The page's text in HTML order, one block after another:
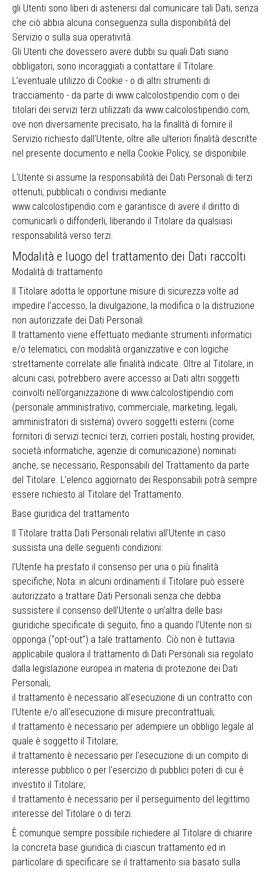
gli Utenti sono liberi di astenersi dal comunicare tali Dati, senza
che ciò abbia alcuna conseguenza sulla disponibilità del
Servizio o sulla sua operatività.
Gli Utenti che dovessero avere dubbi su quali Dati siano
obbligatori, sono incoraggiati a contattare il Titolare.
L’eventuale utilizzo di Cookie - o di altri strumenti di
tracciamento - da parte di www.calcolostipendio.com o dei
titolari dei servizi terzi utilizzati da www.calcolostipendio.com,
ove non diversamente precisato, ha la finalità di fornire il
Servizio richiesto dall'Utente, oltre alle ulteriori finalità descritte
nel presente documento e nella Cookie Policy, se disponibile.
L'Utente si assume la responsabilità dei Dati Personali di terzi
ottenuti, pubblicati o condivisi mediante
www.calcolostipendio.com e garantisce di avere il diritto di
comunicarli o diffonderli, liberando il Titolare da qualsiasi
responsabilità verso terzi.
Modalità e luogo del trattamento dei Dati raccolti
Modalità di trattamento
Il Titolare adotta le opportune misure di sicurezza volte ad
impedire l’accesso, la divulgazione, la modifica o la distruzione
non autorizzate dei Dati Personali.
Il trattamento viene effettuato mediante strumenti informatici
e/o telematici, con modalità organizzative e con logiche
strettamente correlate alle finalità indicate. Oltre al Titolare, in
alcuni casi, potrebbero avere accesso ai Dati altri soggetti
coinvolti nell’organizzazione di www.calcolostipendio.com
(personale amministrativo, commerciale, marketing, legali,
amministratori di sistema) ovvero soggetti esterni (come
fornitori di servizi tecnici terzi, corrieri postali, hosting provider,
società informatiche, agenzie di comunicazione) nominati
anche, se necessario, Responsabili del Trattamento da parte
del Titolare. L’elenco aggiornato dei Responsabili potrà sempre
essere richiesto al Titolare del Trattamento.
Base giuridica del trattamento
Il Titolare tratta Dati Personali relativi all’Utente in caso
sussista una delle seguenti condizioni:
l’Utente ha prestato il consenso per una o più finalità
specifiche; Nota: in alcuni ordinamenti il Titolare può essere
autorizzato a trattare Dati Personali senza che debba
sussistere il consenso dell’Utente o un’altra delle basi
giuridiche specificate di seguito, fino a quando l’Utente non si
opponga (“opt-out”) a tale trattamento. Ciò non è tuttavia
applicabile qualora il trattamento di Dati Personali sia regolato
dalla legislazione europea in materia di protezione dei Dati
Personali;
il trattamento è necessario all'esecuzione di un contratto con
l’Utente e/o all'esecuzione di misure precontrattuali;
il trattamento è necessario per adempiere un obbligo legale al
quale è soggetto il Titolare;
il trattamento è necessario per l'esecuzione di un compito di
interesse pubblico o per l'esercizio di pubblici poteri di cui è
investito il Titolare;
il trattamento è necessario per il perseguimento del legittimo
interesse del Titolare o di terzi.
È comunque sempre possibile richiedere al Titolare di chiarire
la concreta base giuridica di ciascun trattamento ed in
particolare di specificare se il trattamento sia basato sulla